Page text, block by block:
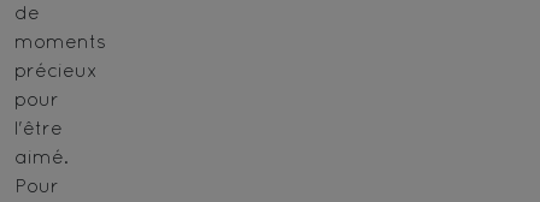
de
moments
précieux
pour
l'être
aimé.
Pour